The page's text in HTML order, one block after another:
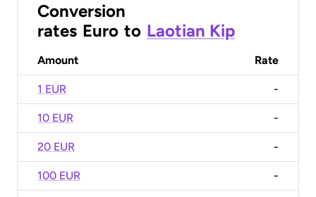
Conversion
rates Euro to Laotian Kip
Amount Rate
1 EUR -
10 EUR -
20 EUR -
100 EUR -